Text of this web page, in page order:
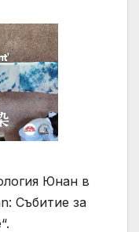
Юнан в
Събитие за